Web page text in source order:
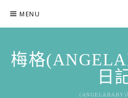
content
MENU
梅格
日
(ANGELABABY)